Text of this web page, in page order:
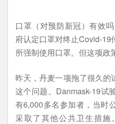
口罩（对预防新冠）有效
府认定口罩对终止Covid-
所强制使用口罩。但这项政
昨天，丹麦一项拖了很久
这个问题。Danmask-19试
有6,000多名参加者，当时
采取了其他公共卫生措施